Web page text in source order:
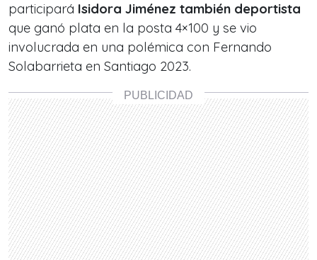
participará Isidora Jiménez también deportista
que ganó plata en la posta 4×100 y se vio
involucrada en una polémica con Fernando
Solabarrieta en Santiago 2023.